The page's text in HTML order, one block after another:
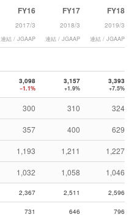
FY16
2017/3
連結 / JGAAP
FY17
2018/3
連結 / JGAAP
FY18
2019/3
連結 / JGAAP
3,098
−1.1%
3,157
+1.9%
3,393
+7.5%
300 310 324
357 400 629
1,193 1,211 1,227
1,032 1,058 1,046
2,367 2,511 2,596
731 646 796